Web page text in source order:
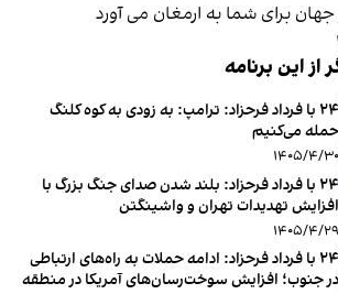
جهان برای شما به ارمغان می آورد
این برنامه
۲۴ با فرداد فرحزاد: ترامپ: به زودی به کوه کلنگ
حمله می‌کنیم
۱۴۰۵/۴/۳۰
۲۴ با فرداد فرحزاد: بلند شدن صدای جنگ بزرگ با
افزایش تهدیدات تهران و واشینگتن
۱۴۰۵/۴/۲۹
۲۴ با فرداد فرحزاد: ادامه حملات به راه‌های ارتباطی
در جنوب؛ افزایش سوخت‌رسان‌های آمریکا در منطقه